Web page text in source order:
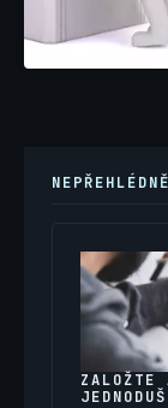
ZALOŽTE